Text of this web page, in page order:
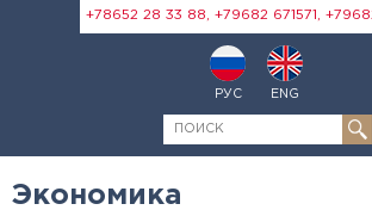
+78652 28 33 88, +79682 671571,
РУС ENG
Экономика